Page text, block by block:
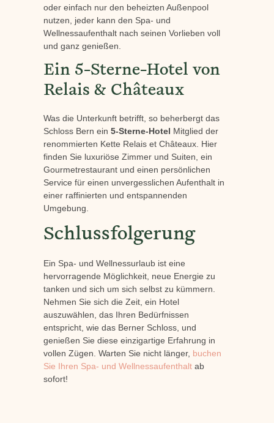
oder einfach nur den beheizten Außenpool
nutzen, jeder kann den Spa- und
Wellnessaufenthalt nach seinen Vorlieben voll
und ganz genießen.
Ein 5-Sterne-Hotel von
Relais & Châteaux
Was die Unterkunft betrifft, so beherbergt das
Schloss Bern ein 5-Sterne-Hotel Mitglied der
renommierten Kette Relais et Châteaux. Hier
finden Sie luxuriöse Zimmer und Suiten, ein
Gourmetrestaurant und einen persönlichen
Service für einen unvergesslichen Aufenthalt in
einer raffinierten und entspannenden
Umgebung.
Schlussfolgerung
Ein Spa- und Wellnessurlaub ist eine
hervorragende Möglichkeit, neue Energie zu
tanken und sich um sich selbst zu kümmern.
Nehmen Sie sich die Zeit, ein Hotel
auszuwählen, das Ihren Bedürfnissen
entspricht, wie das Berner Schloss, und
genießen Sie diese einzigartige Erfahrung in
vollen Zügen. Warten Sie nicht länger, buchen
Sie Ihren Spa- und Wellnessaufenthaltab
sofort!